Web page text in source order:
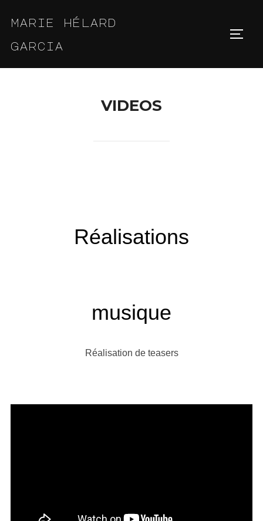
content
marie hélard
garcia
VIDEOS
Réalisations
musique
Réalisation de teasers